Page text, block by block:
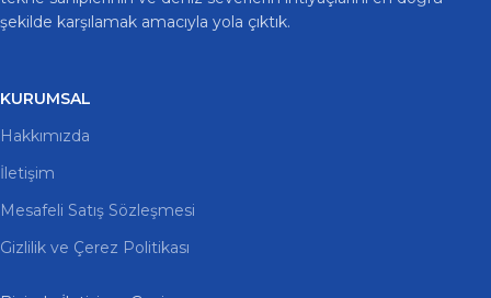
şekilde karşılamak amacıyla yola çıktık.
KURUMSAL
Hakkımızda
İletişim
Mesafeli Satış Sözleşmesi
Gizlilik ve Çerez Politikası